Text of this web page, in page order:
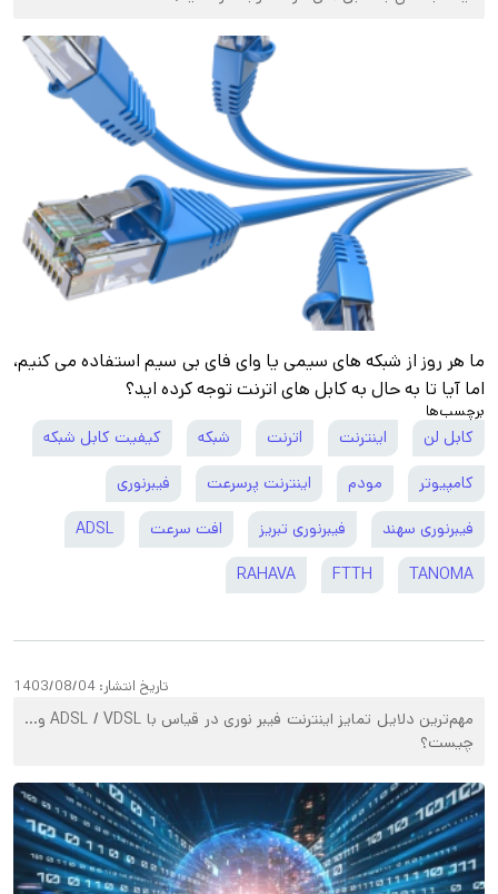
ما هر روز از شبکه های سیمی یا وای فای بی سیم استفاده می کنیم،
اما آیا تا به حال به کابل های اترنت توجه کرده اید؟
برچسب‌ها
کابل لن اینترنت اترنت شبکه کیفیت کابل شبکه
کامپیوتر مودم اینترنت پرسرعت فیبرنوری
فیبرنوری سهند فیبرنوری تبریز افت سرعت ADSL
TANOMA
FTTH
RAHAVA
تاریخ انتشار: 1403/08/04
مهم‌ترین دلایل تمایز اینترنت فیبر نوری در قیاس با ADSL / VDSL و…
چیست؟